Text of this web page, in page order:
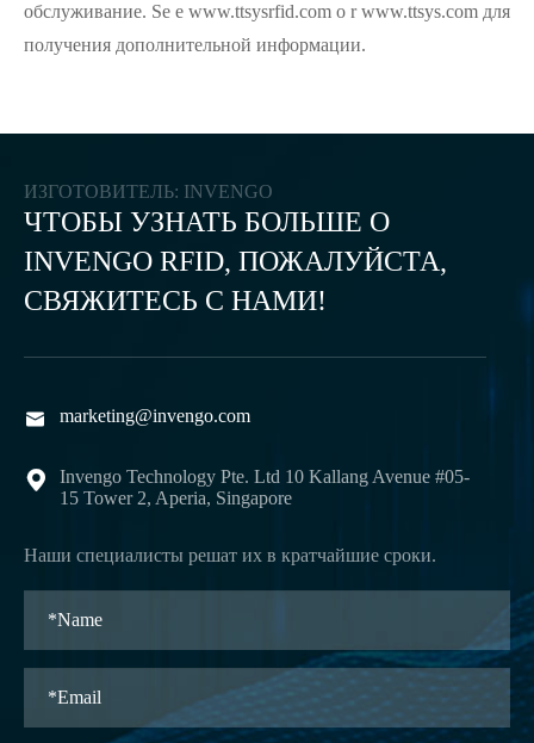
обслуживание. Se e www.ttsysrfid.com o r www.ttsys.com для
получения дополнительной информации.
ИЗГОТОВИТЕЛЬ: INVENGO
ЧТОБЫ УЗНАТЬ БОЛЬШЕ О
INVENGO RFID, ПОЖАЛУЙСТА,
СВЯЖИТЕСЬ С НАМИ!
 marketing@invengo.com

Invengo Technology Pte. Ltd 10 Kallang Avenue #05-
15 Tower 2, Aperia, Singapore
Наши специалисты решат их в кратчайшие сроки.